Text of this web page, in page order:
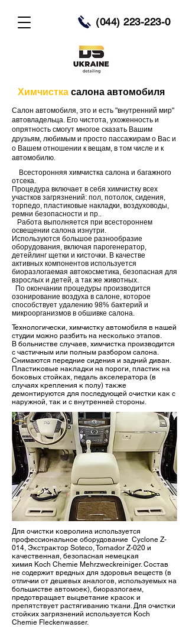
(044) 223-223-0
Химчисткасалона автомобиля
Салон автомобиля, это и есть "внутренний мир"
автовладельца. Его чистота, ухоженность и
опрятность смогут многое сказать Вашим
друзьям, любимым и просто пассажирам о Вас и
о Вашем отношении к вещам, в том числе и к
автомобилю.
Всесторонняя химчистка салона и багажного
отсека.
Процедура включает в себя химчистку всех
участков загрязнений: пол, потолок, сидения,
торпедо, пластиковые накладки, воздуховоды,
ремни безопасности и пр..
Работа выполняется при всестороннем
освещении салона изнутри.
Используются большое разнообразие
оборудования, включая парогенератор,
детейлинг щетки и кисточки. В качестве
активных компонентов используется
биоразлогаемая автокосметика, безопасная для
взрослых и детей, а так же животных.
По окончании процедуры производится
озонирование воздуха в салоне, которое
способствует удалению 98% бактерий и
микроорганизмов в обшивке салона.
Технологически, химчистку автомобиля в нашей
студии можно разбить на несколько этапов.
В больнистве случаев, химчистка производится
с частичным или полным разбором салона.
Снимаются передние сидения и задний диван.
Пластиковые накладки на пороги, пластик на
боковых стойках, педаль акселератора (в
случаях крепления к полу) также
демонтируются для последующей очистки как с
наружной, так и с внутренней стороны.
Для очистки ковролина используется
профессиональное оборудование Cyclone Z-
014, Экстрактор Soteco, Tornador Z-020 и
качественная, безопасная немецкая
химия Koch Chemie Mehrzweckreiniger. Состав
не содержит вредных для здоровья веществ (в
отличии от дешевых аналогов, используемых на
большистве автомоек), биоразлогаем,
предотвращает выцветание красок и
препятствует растягиванию ткани. Для очистки
стойких загрязнений используется Koch
Chemie Fleckenwasser.